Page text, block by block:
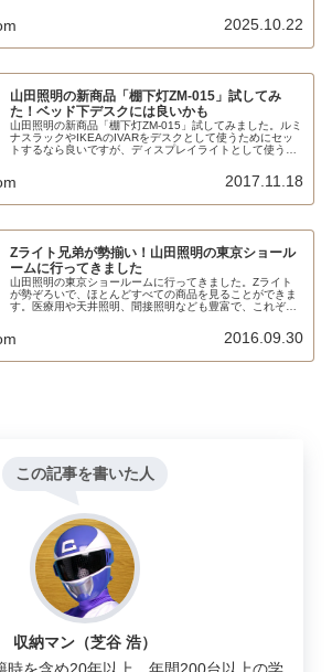
の上部だけでなく、学習机の上棚の側板や背板の上部にも
設置可能です。
2025.10.22
山田照明の新商品「棚下灯ZM-015」試してみ
た！ベッド下デスクには良いかも
山田照明の新商品「棚下灯ZM-015」試してみました。ルミ
ナスラックやIKEAのIVARをデスクとして使うためにセッ
トするなら良いですが、ディスプレイライトとして使うに
2017.11.18
Zライト兄弟が勢揃い！山田照明の東京ショール
ームに行ってきました
山田照明の東京ショールームに行ってきました。Zライト
が勢ぞろいで、ほとんどすべての商品を見ることができま
す。医療用や天井照明、間接照明なども豊富で、これぞ山
2016.09.30
この記事を書いた人
収納マン（芝谷 浩）